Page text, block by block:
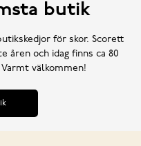
butik
för skor. Scorett
åren och idag finns ca 80
välkommen!